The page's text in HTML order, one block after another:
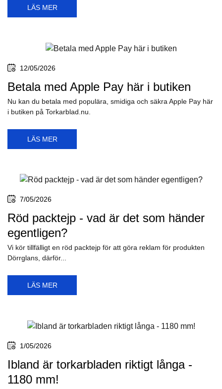
LÄS MER
12/05/2026
Betala med Apple Pay här i butiken
Nu kan du betala med populära, smidiga och säkra Apple Pay här
i butiken på Torkarblad.nu.
LÄS MER
7/05/2026
Röd packtejp - vad är det som händer
egentligen?
Vi kör tillfälligt en röd packtejp för att göra reklam för produkten
Dörrglans, därför...
LÄS MER
1/05/2026
Ibland är torkarbladen riktigt långa -
1180 mm!